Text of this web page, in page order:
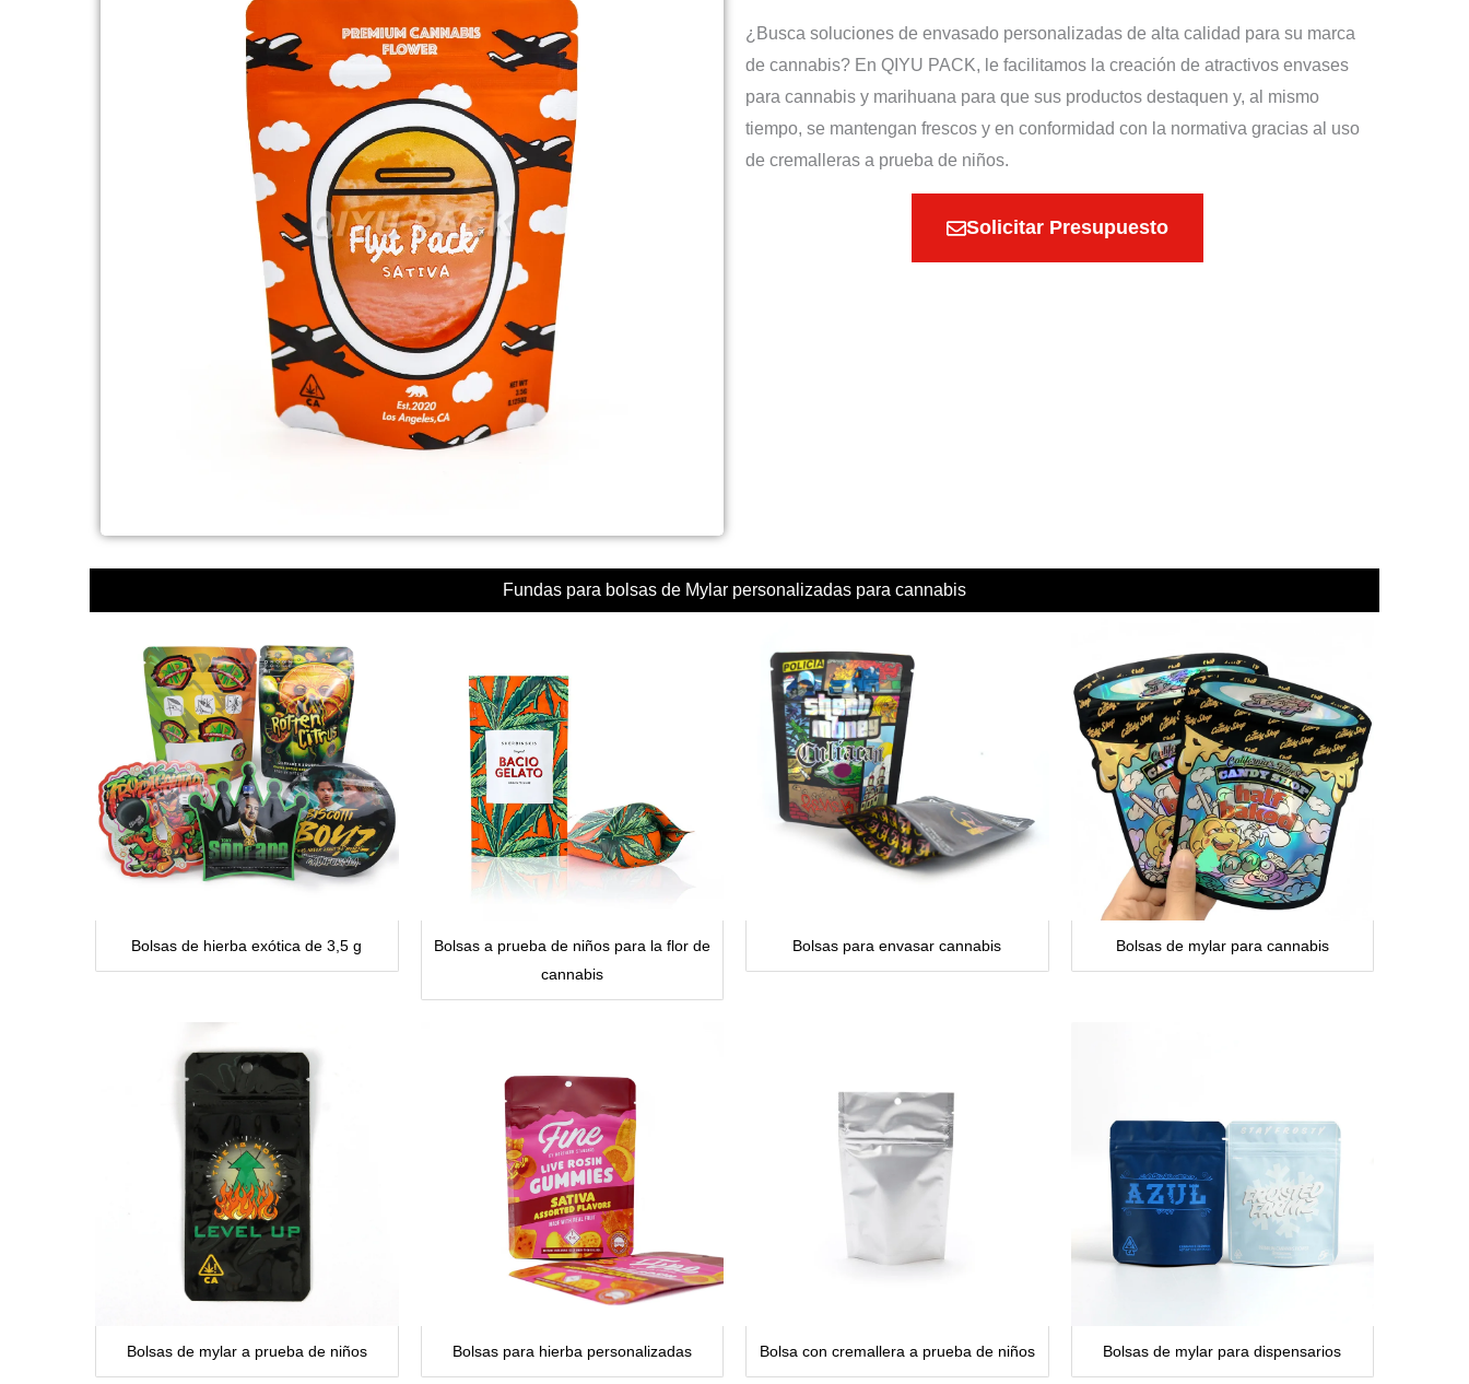
¿Busca soluciones de envasado personalizadas de alta calidad para su marca
de cannabis? En QIYU PACK, le facilitamos la creación de atractivos envases
para cannabis y marihuana para que sus productos destaquen y, al mismo
tiempo, se mantengan frescos y en conformidad con la normativa gracias al uso
de cremalleras a prueba de niños.
Solicitar Presupuesto
Fundas para bolsas de Mylar personalizadas para cannabis
Bolsas de hierba exótica de 3,5 g
Bolsas a prueba de niños para la flor de
cannabis
Bolsas para envasar cannabis Bolsas de mylar para cannabis
Bolsas de mylar a prueba de niños Bolsas para hierba personalizadas Bolsa con cremallera a prueba de niños Bolsas de mylar para dispensarios